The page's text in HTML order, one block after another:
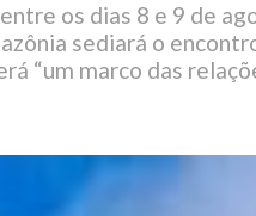
os dias 8 e 9 de
sediará o
“um marco das